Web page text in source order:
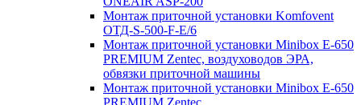
Монтаж приточной установки Komfovent
ОТД-S-500-F-E/6
Монтаж приточной установки Minibox E-650
PREMIUM Zentec, воздуховодов ЭРА,
обвязки приточной машины
Монтаж приточной установки Minibox E-650
PREMIUM Zentec